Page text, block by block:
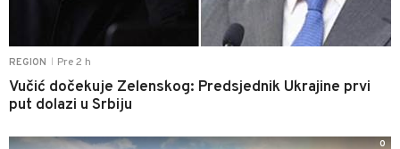
REGION Pre 2 h
Vučić dočekuje Zelenskog: Predsjednik Ukrajine prvi
put dolazi u Srbiju
0